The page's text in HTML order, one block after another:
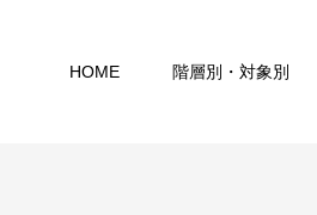
HOME 階層別・対象別